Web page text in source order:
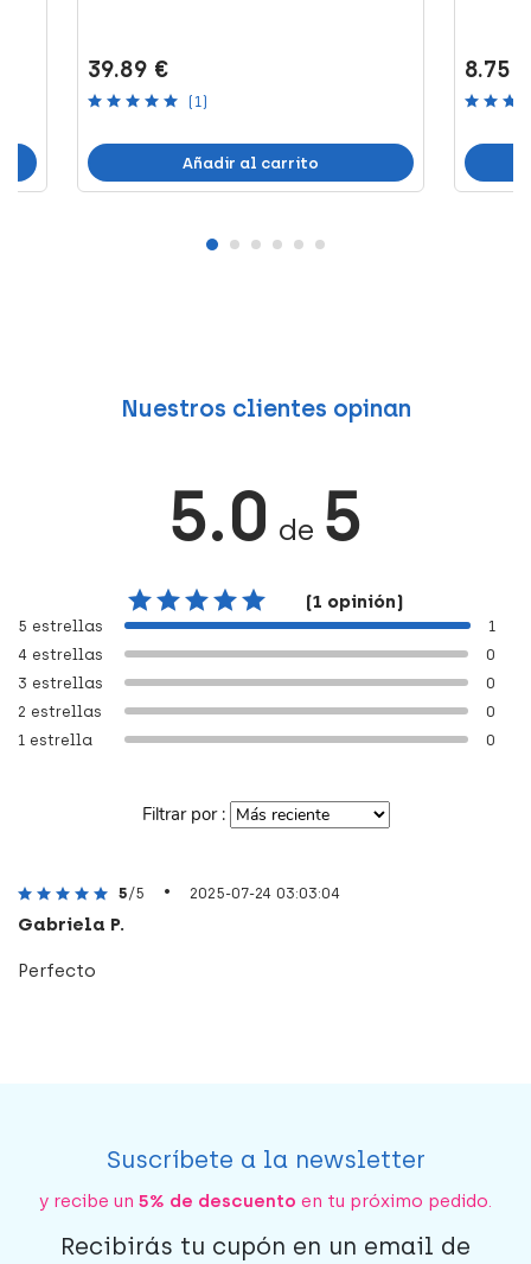
39.89 €
(1)
Añadir al carrito
8.75 €
Nuestros clientes opinan
5.0 de 5
(1 opinión)
1 estrella 0
2 estrellas 0
3 estrellas 0
4 estrellas 0
5 estrellas 1
Filtrar por :
5/5 • 2025-07-24 03:03:04
Gabriela P.
Perfecto
Suscríbete a la newsletter
y recibe un 5% de descuento en tu próximo pedido.
Recibirás tu cupón en un email de